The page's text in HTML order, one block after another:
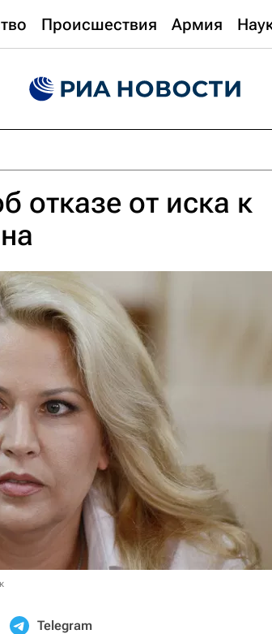
Происшествия Армия
отказе от иска к
Telegram